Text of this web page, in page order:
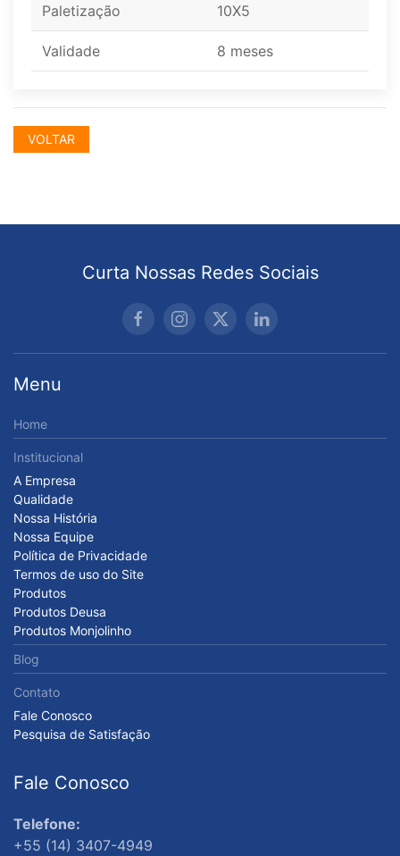
Paletização 10X5
Validade 8 meses
VOLTAR
Curta Nossas Redes Sociais
Menu
Home
Institucional
A Empresa
Qualidade
Nossa História
Nossa Equipe
Política de Privacidade
Termos de uso do Site
Produtos
Produtos Deusa
Produtos Monjolinho
Blog
Contato
Fale Conosco
Pesquisa de Satisfação
Fale Conosco
Telefone:
+55 (14) 3407-4949